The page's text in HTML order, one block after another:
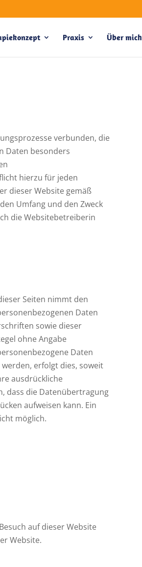
Praxis Über mich
verbunden, die
Daten besonders
hierzu für jeden
dieser Website gemäß
Umfang und den Zweck
die Websitebetreiberin
Seiten nimmt den
Daten
sowie dieser
ohne Angabe
Daten
erfolgt dies, soweit
ausdrückliche
dass die Datenübertragung
aufweisen kann. Ein
möglich.
auf dieser Website
Website.